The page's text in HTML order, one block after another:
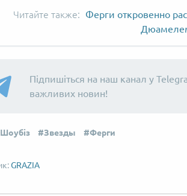
Ферги откровенно
Підпишіться на наш канал у
важливих новин!
Шоубіз Звезды Ферги
GRAZIA